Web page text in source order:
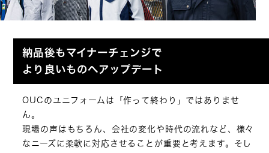
納品後もマイナーチェンジで
より良いものへアップデート
OUCのユニフォームは「作って終わり」ではありませ
ん。
現場の声はもちろん、会社の変化や時代の流れなど、様々
なニーズに柔軟に対応させることが重要と考えます。そし